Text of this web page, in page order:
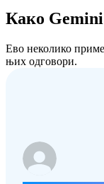
Како Gemini
Ево неколико
њих одговори.